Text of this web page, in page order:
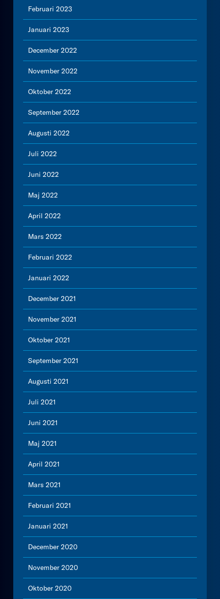
Februari 2023
Januari 2023
December 2022
November 2022
Oktober 2022
September 2022
Augusti 2022
Juli 2022
Juni 2022
Maj 2022
April 2022
Mars 2022
Februari 2022
Januari 2022
December 2021
November 2021
Oktober 2021
September 2021
Augusti 2021
Juli 2021
Juni 2021
Maj 2021
April 2021
Mars 2021
Februari 2021
Januari 2021
December 2020
November 2020
Oktober 2020